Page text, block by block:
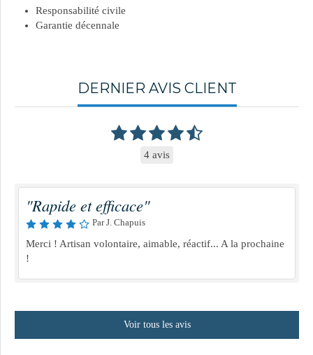
Responsabilité civile
Garantie décennale
DERNIER AVIS CLIENT
4 avis
"Rapide et efficace"
Par J. Chapuis
Merci ! Artisan volontaire, aimable, réactif... A la prochaine
!
Voir tous les avis